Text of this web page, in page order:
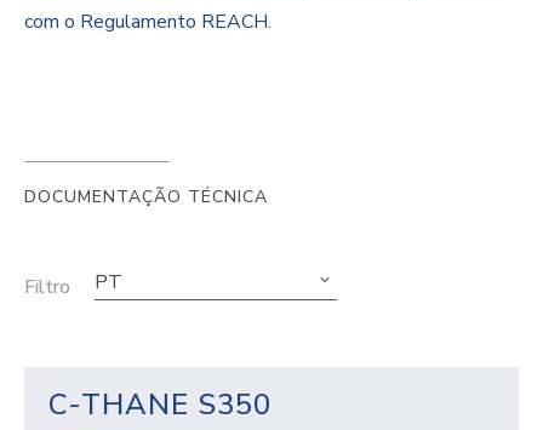
com o Regulamento REACH.
DOCUMENTAÇÃO TÉCNICA
Filtro PT
C-THANE S350